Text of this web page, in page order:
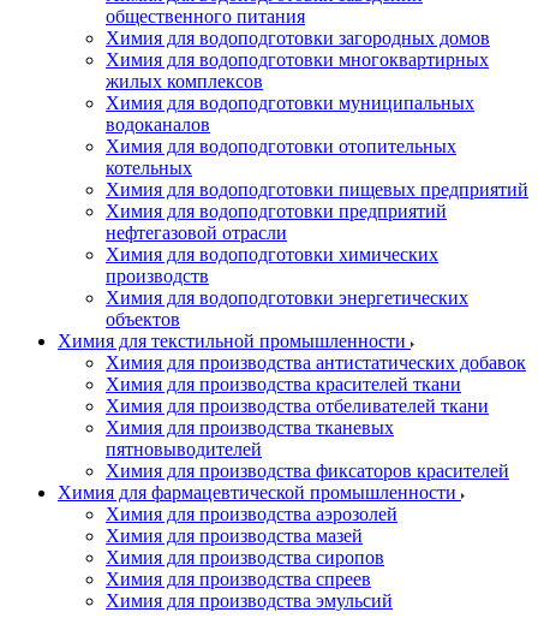
общественного питания
Химия для водоподготовки загородных домов
Химия для водоподготовки многоквартирных
жилых комплексов
Химия для водоподготовки муниципальных
водоканалов
Химия для водоподготовки отопительных
котельных
Химия для водоподготовки пищевых предприятий
Химия для водоподготовки предприятий
нефтегазовой отрасли
Химия для водоподготовки химических
производств
Химия для водоподготовки энергетических
объектов
Химия для текстильной промышленности
Химия для производства антистатических добавок
Химия для производства красителей ткани
Химия для производства отбеливателей ткани
Химия для производства тканевых
пятновыводителей
Химия для производства фиксаторов красителей
Химия для фармацевтической промышленности
Химия для производства аэрозолей
Химия для производства мазей
Химия для производства сиропов
Химия для производства спреев
Химия для производства эмульсий